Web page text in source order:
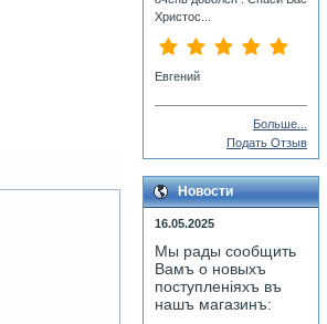
Христос...
Евгений
Больше...
Подать Отзыв
Новости
16.05.2025
Мы рады сообщить
Вамъ о новыхъ
поступленiяхъ въ
нашъ магазинъ: